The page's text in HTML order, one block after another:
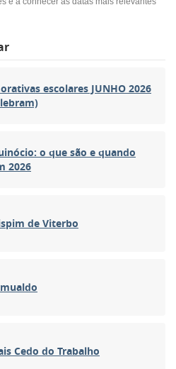
escolares JUNHO 2026
o que são e quando
2026
de Viterbo
Cedo do Trabalho